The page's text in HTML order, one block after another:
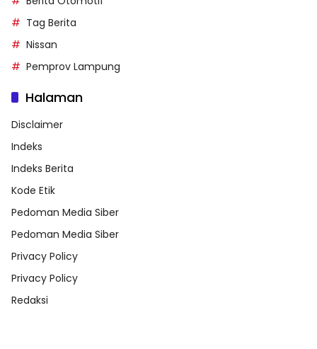
Tag Berita
Nissan
Pemprov Lampung
Halaman
Disclaimer
Indeks
Indeks Berita
Kode Etik
Pedoman Media Siber
Pedoman Media Siber
Privacy Policy
Privacy Policy
Redaksi